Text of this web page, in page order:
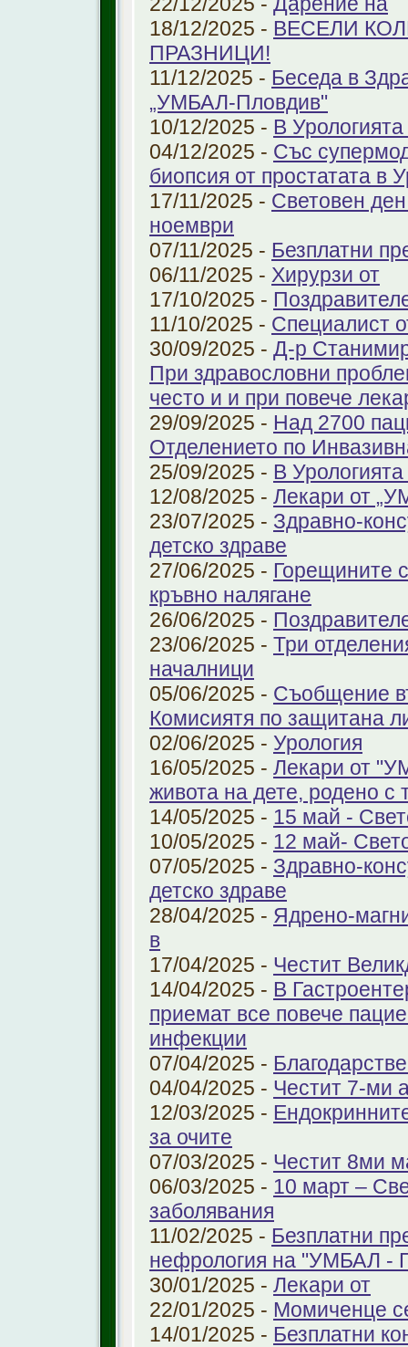
18/12/2025 - ВЕСЕЛИ
ПРАЗНИЦИ!
11/12/2025 - Беседа в
„УМБАЛ-Пловдив"
10/12/2025 - В
04/12/2025 - Със
биопсия от простатата в
17/11/2025 - Световен
ноември
07/11/2025 - Безплатни
06/11/2025 - Хирурзи от
17/10/2025 -
11/10/2025 - Специалист
30/09/2025 - Д-р
При здравословни
често и и при повече
29/09/2025 - Над 2700
Отделението по
25/09/2025 - В
12/08/2025 - Лекари от
23/07/2025 - Здравно-
детско здраве
27/06/2025 - Горещините
кръвно налягане
26/06/2025 -
23/06/2025 - Три
началници
05/06/2025 - Съобщение
Комисиятя по защитана
02/06/2025 - Урология
16/05/2025 - Лекари от
живота на дете, родено с
14/05/2025 - 15 май -
10/05/2025 - 12 май-
07/05/2025 - Здравно-
детско здраве
28/04/2025 - Ядрено-
в
17/04/2025 - Честит
14/04/2025 - В
приемат все повече
инфекции
07/04/2025 -
04/04/2025 - Честит 7-ми
12/03/2025 -
за очите
07/03/2025 - Честит 8ми
06/03/2025 - 10 март –
заболявания
11/02/2025 - Безплатни
нефрология на "УМБАЛ -
30/01/2025 - Лекари от
22/01/2025 - Момиченце
14/01/2025 - Безплатни